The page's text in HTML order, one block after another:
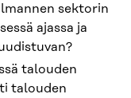
sektorin
ajassa ja
talouden
talouden